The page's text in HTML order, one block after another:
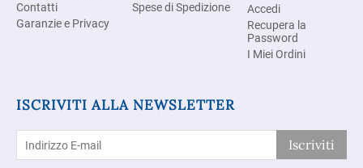
Contatti
Garanzie e Privacy
Spese di Spedizione
Accedi
Recupera la
Password
I Miei Ordini
ISCRIVITI ALLA NEWSLETTER
Iscriviti